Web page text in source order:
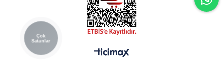
Çok
Satanlar